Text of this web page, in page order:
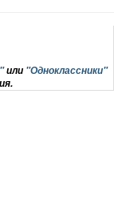
или "Одноклассники"